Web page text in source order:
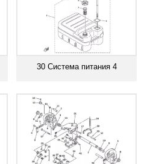
30 Система питания 4